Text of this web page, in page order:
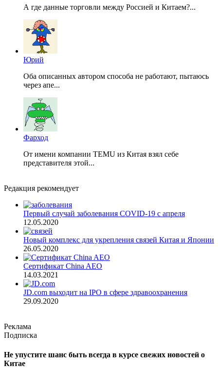
А где данные торговли между Россией и Китаем?...
Юрий
Оба описанных автором способа не работают, пытаюсь
через апе...
Фарход
От имени компании TEMU из Китая взял себе
представителя этой...
Редакция рекомендует
Первый случай заболевания COVID-19 с апреля
12.05.2020
Новый комплекс для укрепления связей Китая и Японии
26.05.2020
Сертификат China AEO
14.03.2021
JD.com выходит на IPO в сфере здравоохранения
29.09.2020
Реклама
Подписка
Не упустите шанс быть всегда в курсе свежих новостей о
Китае